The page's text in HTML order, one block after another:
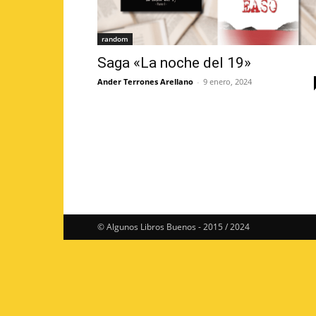
random
Saga «La noche del 19»
Ander Terrones Arellano - 9 enero, 2024
© Algunos Libros Buenos - 2015 / 2024